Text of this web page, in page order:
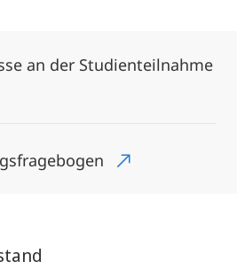
an der Studienteilnahme